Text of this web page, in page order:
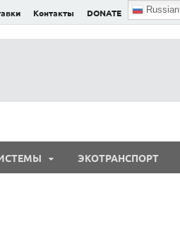
Контакты DONATE Russian
ЭКОТРАНСПОРТ